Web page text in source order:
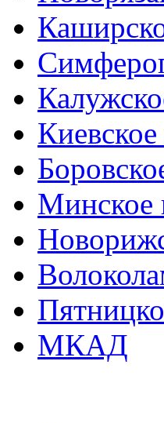
Минское
МКАД